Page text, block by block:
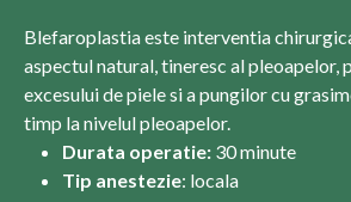
Blefaroplastia este interventia
aspectul natural, tineresc al pleoapelor,
excesului de piele si a pungilor cu
timp la nivelul pleoapelor.
Durata operatie: 30 minute
Tip anestezie: locala